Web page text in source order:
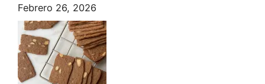
Febrero 26, 2026